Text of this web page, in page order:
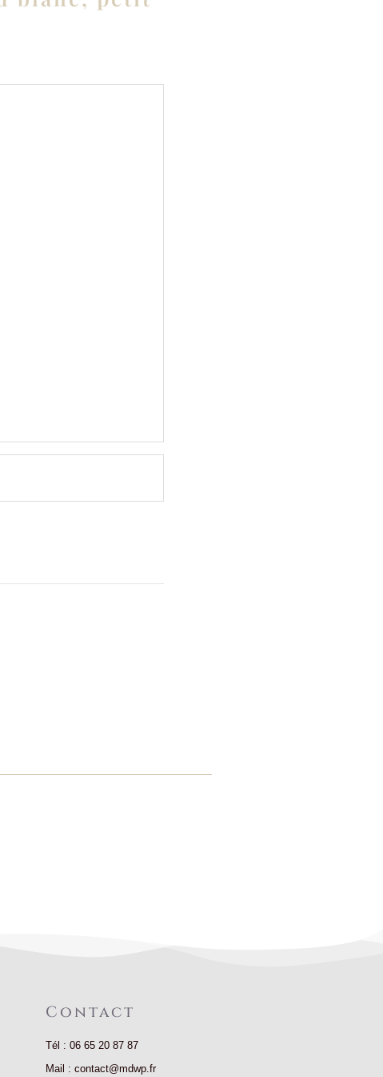
Contact
Tél : 06 65 20 87 87
Mail : contact@mdwp.fr